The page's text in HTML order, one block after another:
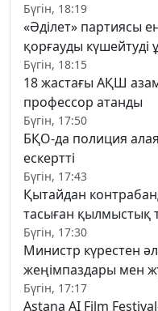
Бүгін, 18:19
«Әділет» партиясы
қорғауды күшейтуді
Бүгін, 18:15
18 жастағы АҚШ
профессор атанды
Бүгін, 17:50
БҚО-да полиция
ескертті
Бүгін, 17:43
Қытайдан
тасыған қылмыстық
Бүгін, 17:30
Министр күрестен
жеңімпаздары мен
Бүгін, 17:17
Astana AI Film